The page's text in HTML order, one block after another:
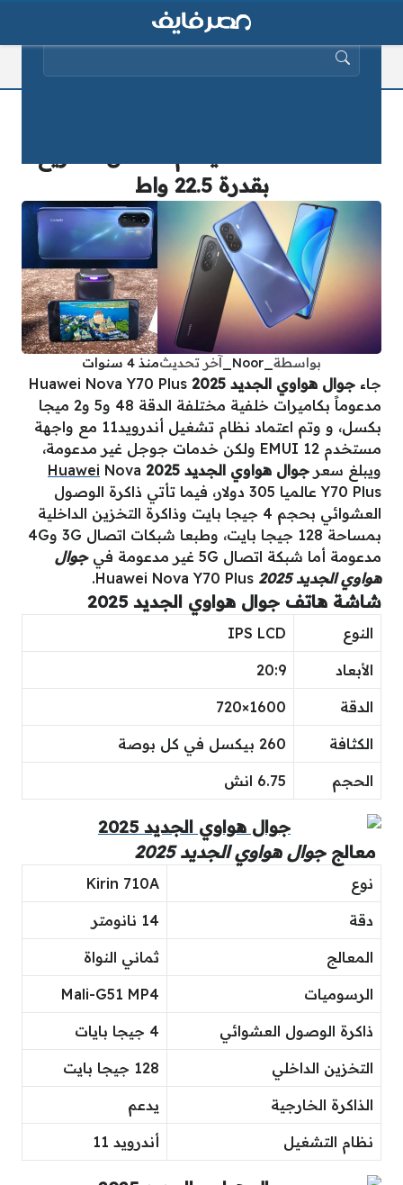
بقدرة 22.5 واط
بواسطة آخر تحديثمنذ 4 سنوات
جاء جوال هواوي الجديد 2025
Huawei Nova Y70 Plus
مدعوماً بكاميرات خلفية مختلفة الدقة 48 و5 و2 ميجا
بكسل، و وتم اعتماد نظام تشغيل أندرويد11 مع واجهة
مستخدم EMUI 12 ولكن خدمات جوجل غير مدعومة،
ويبلغ سعر جوال هواوي الجديد 2025 Huawei Nova
Y70 Plus عالميا 305 دولار، فيما تأتي ذاكرة الوصول
العشوائي بحجم 4 جيجا بايت وذاكرة التخزين الداخلية
بمساحة 128 جيجا بايت، وطبعا شبكات اتصال 3G و4G
مدعومة أما شبكة اتصال 5G غير مدعومة في
جوال
هواوي الجديد 2025
شاشة هاتف جوال هواوي الجديد 2025
النوع IPS LCD
الأبعاد 20:9
الدقة 1600×720
الكثافة 260 بيكسل في كل بوصة
الحجم 6.75 انش
معالججوال هواوي الجديد 2025
نوع Kirin 710A
دقة 14 نانومتر
المعالج ثماني النواة
الرسوميات Mali-G51 MP4
ذاكرة الوصول العشوائي 4 جيجا بايات
التخزين الداخلي 128 جيجا بايت
الذاكرة الخارجية يدعم
نظام التشغيل أندرويد 11
البحث عن: